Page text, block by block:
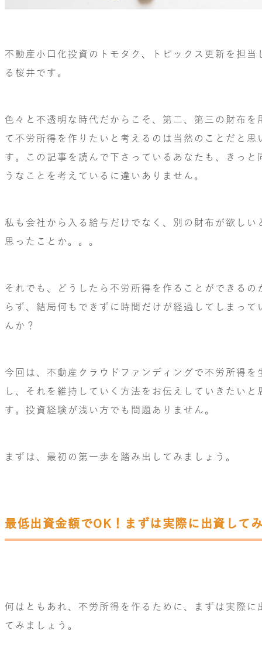
不動産小口化投資のトモタク、トピックス更新を担当
る桜井です。
色々と不透明な時代だからこそ、第二、第三の財布を
て不労所得を作りたいと考えるのは当然のことだと思
す。この記事を読んで下さっているあなたも、きっと
うなことを考えているに違いありません。
私も会社から入る給与だけでなく、別の財布が欲しい
思ったことか。。。
それでも、どうしたら不労所得を作ることができるの
らず、結局何もできずに時間だけが経過してしまって
んか？
今回は、不動産クラウドファンディングで不労所得を
し、それを維持していく方法をお伝えしていきたいと
す。投資経験が浅い方でも問題ありません。
まずは、最初の第一歩を踏み出してみましょう。
最低出資金額でOK！まずは実際に出資して
何はともあれ、不労所得を作るために、まずは実際に
てみましょう。